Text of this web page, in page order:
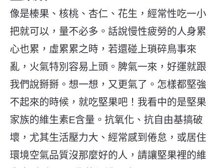
像是榛果、核桃、杏仁、花生，經常性吃一小
把就可以，量不必多。話說慢性疲勞的人身累
心也累，虛累累之時，若還碰上瑣碎鳥事來
亂，火氣特別容易上頭。脾氣一來，好運就跟
我們說掰掰。想一想，又更氣了。 怎樣都堅強
不起來的時候，就吃堅果吧！我看中的是堅果
家族的維生素E含量。抗氧化、抗自由基搞破
壞，尤其生活壓力大、經常感到倦怠，或居住
環境空氣品質沒那麼好的人，請讓堅果裡的維